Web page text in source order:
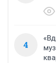
4